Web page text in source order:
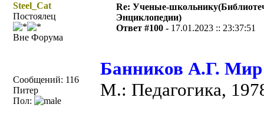
Steel_Cat
Постоялец
Вне Форума
Сообщений: 116
Питер
Пол:
Re: Ученые-
Энциклопедии)
Ответ #100 - 17.01.2023 :: 23:37:51
Банников А.Г. Мир
М.: Педагогика,